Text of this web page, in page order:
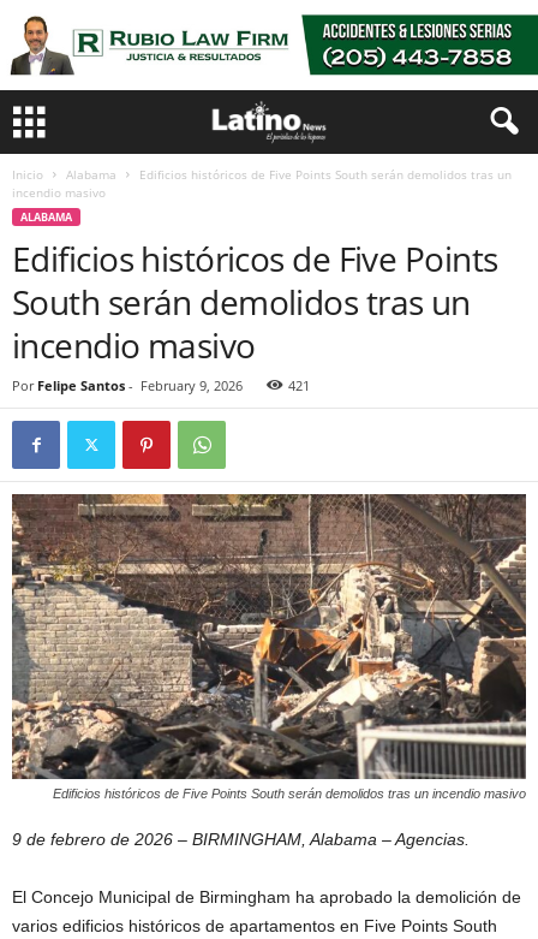
Inicio Alabama
Edificios históricos de Five Points South serán demolidos tras un
incendio masivo
ALABAMA
Edificios históricos de Five Points
South serán demolidos tras un
incendio masivo
Por Felipe Santos - February 9, 2026 421
Edificios históricos de Five Points South serán demolidos tras un incendio masivo
9 de febrero de 2026 – BIRMINGHAM, Alabama – Agencias.
El Concejo Municipal de Birmingham ha aprobado la demolición de
varios edificios históricos de apartamentos en Five Points South